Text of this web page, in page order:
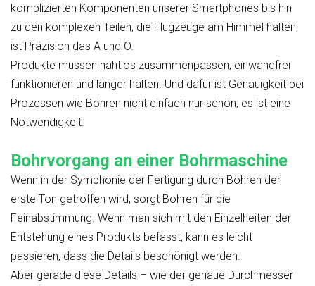
komplizierten Komponenten unserer Smartphones bis hin
zu den komplexen Teilen, die Flugzeuge am Himmel halten,
ist Präzision das A und O.
Produkte müssen nahtlos zusammenpassen, einwandfrei
funktionieren und länger halten. Und dafür ist Genauigkeit bei
Prozessen wie Bohren nicht einfach nur schön; es ist eine
Notwendigkeit.
Bohrvorgang an einer Bohrmaschine
Wenn in der Symphonie der Fertigung durch Bohren der
erste Ton getroffen wird, sorgt Bohren für die
Feinabstimmung. Wenn man sich mit den Einzelheiten der
Entstehung eines Produkts befasst, kann es leicht
passieren, dass die Details beschönigt werden.
Aber gerade diese Details – wie der genaue Durchmesser